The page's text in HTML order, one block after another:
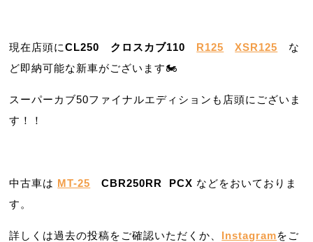
現在店頭にCL250 クロスカブ110 R125 XSR125 な
ど即納可能な新車がございます🏍️
スーパーカブ50ファイナルエディションも店頭にございま
す！！
中古車は MT-25 CBR250RR PCX などをおいておりま
す。
詳しくは過去の投稿をご確認いただくか、 Instagramをご